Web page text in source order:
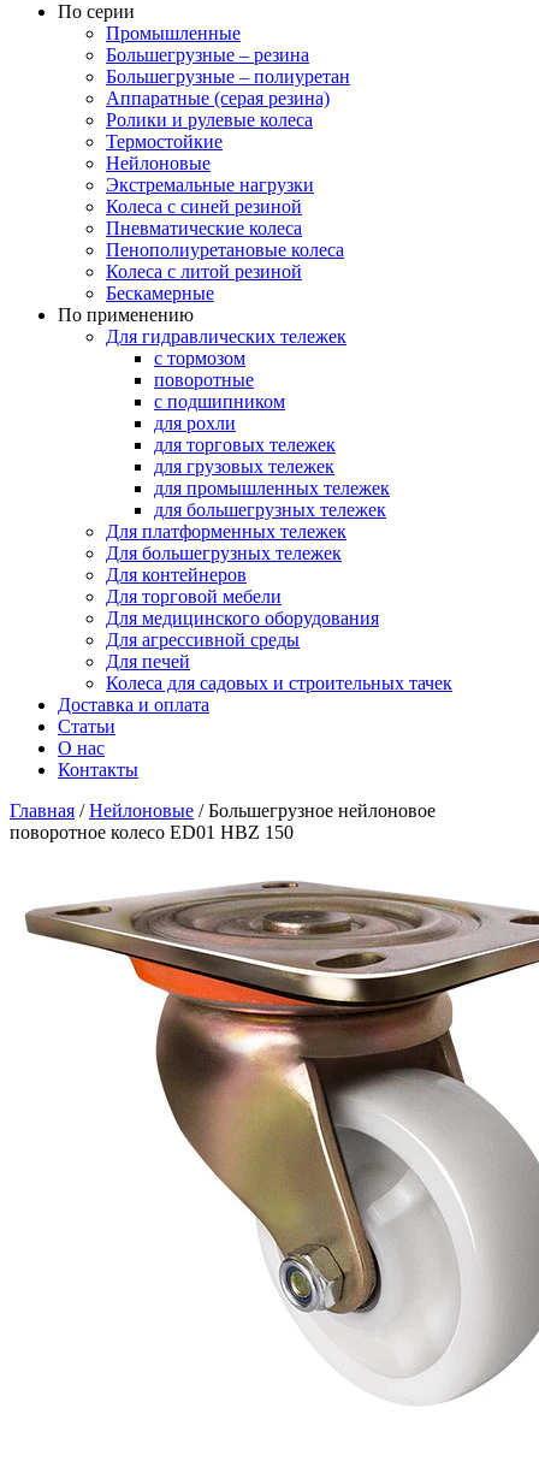
По серии
Промышленные
Большегрузные – резина
Большегрузные – полиуретан
Аппаратные (серая резина)
Ролики и рулевые колеса
Термостойкие
Нейлоновые
Экстремальные нагрузки
Колеса с синей резиной
Пневматические колеса
Пенополиуретановые колеса
Колеса с литой резиной
Бескамерные
По применению
Для гидравлических тележек
с тормозом
поворотные
с подшипником
для рохли
для торговых тележек
для грузовых тележек
для промышленных тележек
для большегрузных тележек
Для платформенных тележек
Для большегрузных тележек
Для контейнеров
Для торговой мебели
Для медицинского оборудования
Для агрессивной среды
Для печей
Колеса для садовых и строительных тачек
Доставка и оплата
Статьи
О нас
Контакты
Главная /Нейлоновые /Большегрузное нейлоновое
поворотное колесо ED01 HBZ 150